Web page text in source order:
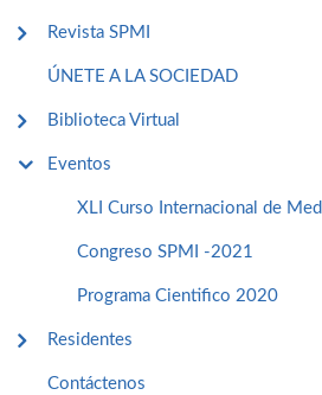
Revista SPMI
ÚNETE A LA SOCIEDAD
Biblioteca Virtual
Eventos
XLI Curso Internacional de
Congreso SPMI -2021
Programa Cientifico 2020
Residentes
Contáctenos